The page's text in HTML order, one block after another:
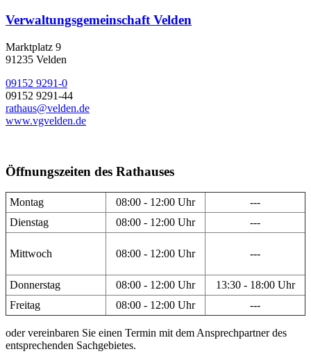
Verwaltungsgemeinschaft Velden
Marktplatz 9
91235 Velden
09152 9291-0
09152 9291-44
rathaus@velden.de
www.vgvelden.de
Öffnungszeiten des Rathauses
Montag 08:00 - 12:00 Uhr
---
Dienstag
08:00 - 12:00 Uhr ---
Mittwoch 08:00 - 12:00 Uhr ---
Donnerstag 08:00 - 12:00 Uhr
13:30 - 18:00 Uhr
Freitag
08:00 - 12:00 Uhr ---
oder vereinbaren Sie einen Termin mit dem Ansprechpartner des
entsprechenden Sachgebietes.